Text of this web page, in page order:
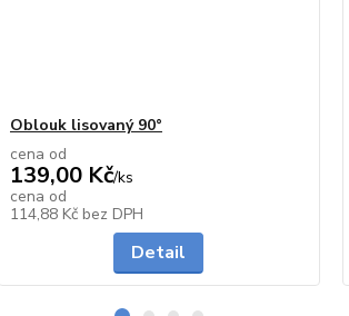
Oblouk lisovaný 90°
cena od
139,00 Kč/ks
cena od
114,88 Kč bez DPH
Detail